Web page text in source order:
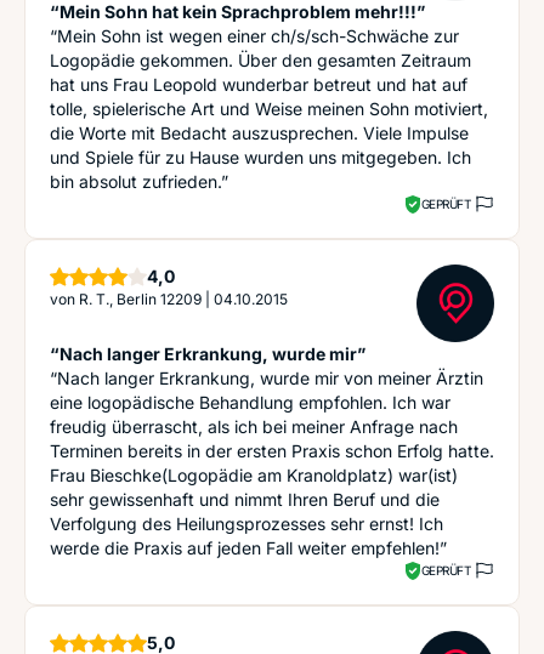
“Mein Sohn hat kein Sprachproblem mehr!!!”
“Mein Sohn ist wegen einer ch/s/sch-Schwäche zur
Logopädie gekommen. Über den gesamten Zeitraum
hat uns Frau Leopold wunderbar betreut und hat auf
tolle, spielerische Art und Weise meinen Sohn motiviert,
die Worte mit Bedacht auszusprechen. Viele Impulse
und Spiele für zu Hause wurden uns mitgegeben. Ich
bin absolut zufrieden.”
GEPRÜFT
4,0Sterne
von R. T., Berlin 12209 04.10.2015
“Nach langer Erkrankung, wurde mir”
“Nach langer Erkrankung, wurde mir von meiner Ärztin
eine logopädische Behandlung empfohlen. Ich war
freudig überrascht, als ich bei meiner Anfrage nach
Terminen bereits in der ersten Praxis schon Erfolg hatte.
Frau Bieschke(Logopädie am Kranoldplatz) war(ist)
sehr gewissenhaft und nimmt Ihren Beruf und die
Verfolgung des Heilungsprozesses sehr ernst! Ich
werde die Praxis auf jeden Fall weiter empfehlen!”
GEPRÜFT
5,0Sterne